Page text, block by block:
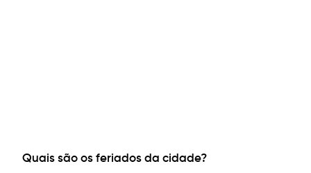
Quais são os feriados da cidade?